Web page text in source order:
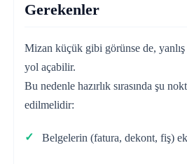
Gerekenler
Mizan küçük gibi görünse de, yanlış
yol açabilir.
Bu nedenle hazırlık sırasında şu
edilmelidir:
Belgelerin (fatura, dekont, fiş)